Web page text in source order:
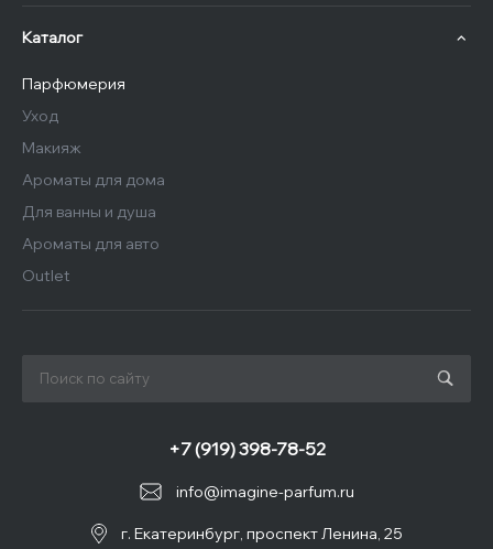
Каталог
Парфюмерия
Уход
Макияж
Ароматы для дома
Для ванны и душа
Ароматы для авто
Outlet
info@imagine-parfum.ru
+7 (919) 398-78-52
г. Екатеринбург, проспект Ленина, 25